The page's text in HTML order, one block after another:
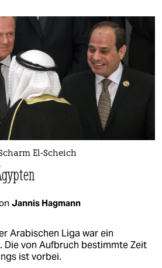
El-Scheich
Jannis Hagmann
Arabischen Liga war ein
Die von Aufbruch bestimmte Zeit
ist vorbei.